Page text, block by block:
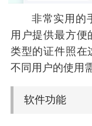
非常实用的
用户提供最方便
类型的证件照在
不同用户的使用
软件功能